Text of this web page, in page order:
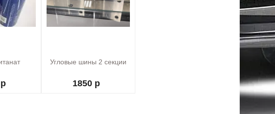
Угловые шины 2 секции
1850 р